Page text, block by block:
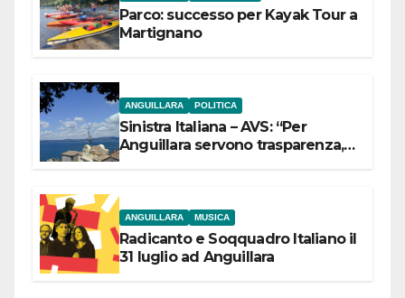
Parco: successo per Kayak Tour a
Martignano
ANGUILLARA POLITICA
Sinistra Italiana – AVS: “Per
Anguillara servono trasparenza,
ANGUILLARA MUSICA
Radicanto e Soqquadro Italiano il
31 luglio ad Anguillara